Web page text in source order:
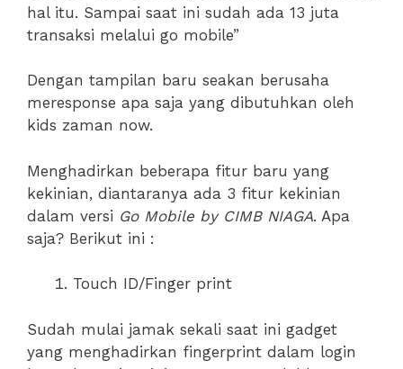
hal itu. Sampai saat ini sudah ada 13 juta
transaksi melalui go mobile”
Dengan tampilan baru seakan berusaha
meresponse apa saja yang dibutuhkan oleh
kids zaman now.
Menghadirkan beberapa fitur baru yang
kekinian, diantaranya ada 3 fitur kekinian
dalam versi Go Mobile by CIMB NIAGA. Apa
saja? Berikut ini :
Touch ID/Finger print
Sudah mulai jamak sekali saat ini gadget
yang menghadirkan fingerprint dalam login